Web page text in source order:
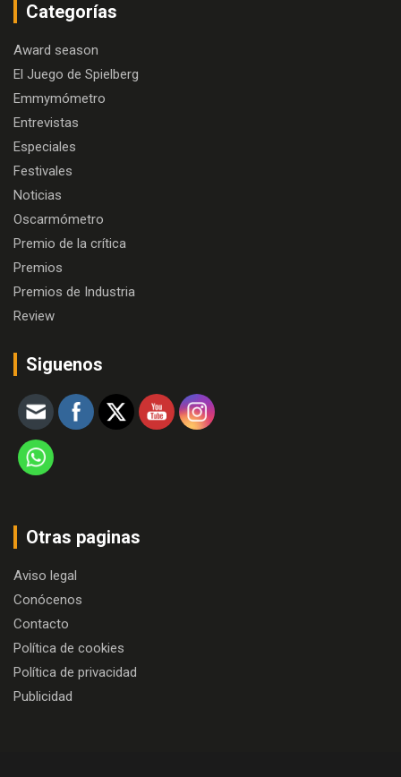
Categorías
Award season
El Juego de Spielberg
Emmymómetro
Entrevistas
Especiales
Festivales
Noticias
Oscarmómetro
Premio de la crítica
Premios
Premios de Industria
Review
Siguenos
Otras paginas
Aviso legal
Conócenos
Contacto
Política de cookies
Política de privacidad
Publicidad